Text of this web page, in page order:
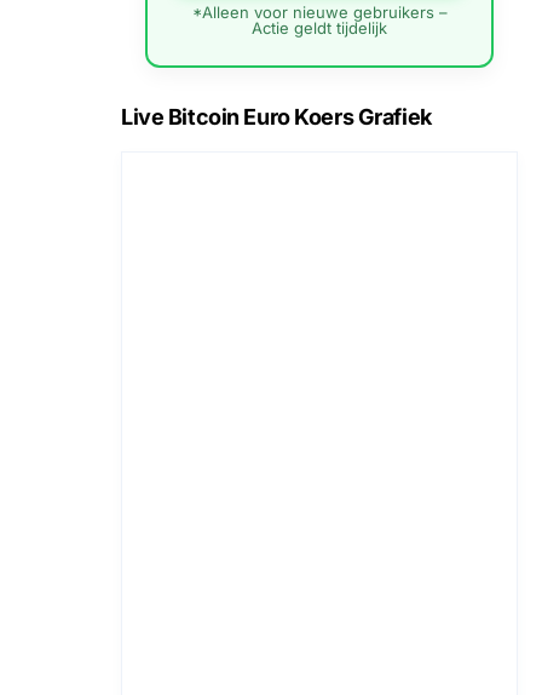
*Alleen voor nieuwe gebruikers –
Actie geldt tijdelijk
Live Bitcoin Euro Koers Grafiek